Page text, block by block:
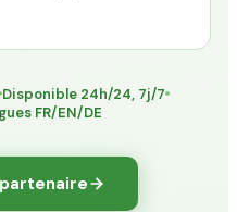
Disponible 24h/24, 7j/7
FR/EN/DE